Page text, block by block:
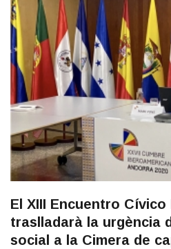
El XIII Encuentro
traslladarà la urgència
social a la Cimera de